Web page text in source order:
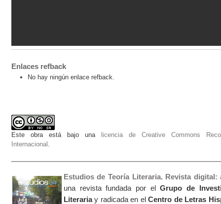
Enlaces refback
No hay ningún enlace refback.
Este obra está bajo una
licencia de Creative Commons
Internacional
Estudios de Teoría Literaria. Revista
una revista fundada por elGrupo de
Literariay radicada en elCentro de Letras